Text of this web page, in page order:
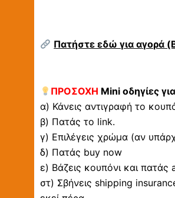
Πατήστε εδώ για αγορά
ΠΡΟΣΟΧΗ Mini οδηγίες
α) Κάνεις αντιγραφή το
β) Πατάς το link.
γ) Επιλέγεις χρώμα (αν
δ) Πατάς buy now
ε) Βάζεις κουπόνι και πατάς
στ) Σβήνεις shipping